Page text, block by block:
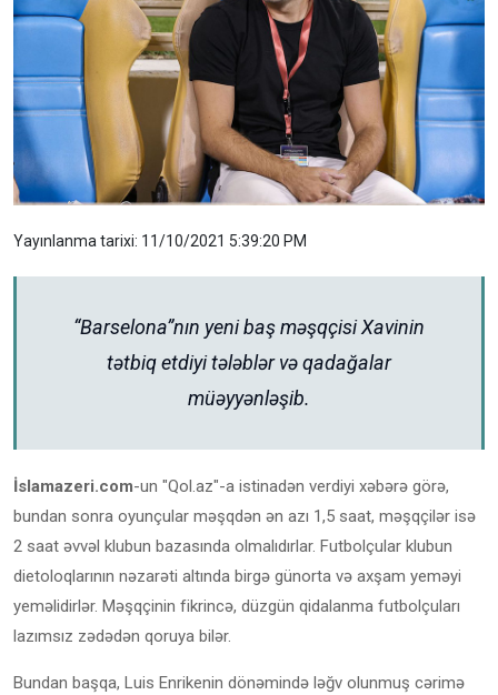
Yayınlanma tarixi: 11/10/2021 5:39:20 PM
“Barselona”nın yeni baş məşqçisi Xavinin
tətbiq etdiyi tələblər və qadağalar
müəyyənləşib.
İslamazeri.com-un "Qol.az"-a istinadən verdiyi xəbərə görə,
bundan sonra oyunçular məşqdən ən azı 1,5 saat, məşqçilər isə
2 saat əvvəl klubun bazasında olmalıdırlar. Futbolçular klubun
dietoloqlarının nəzarəti altında birgə günorta və axşam yeməyi
yeməlidirlər. Məşqçinin fikrincə, düzgün qidalanma futbolçuları
lazımsız zədədən qoruya bilər.
Bundan başqa, Luis Enrikenin dönəmində ləğv olunmuş cərimə